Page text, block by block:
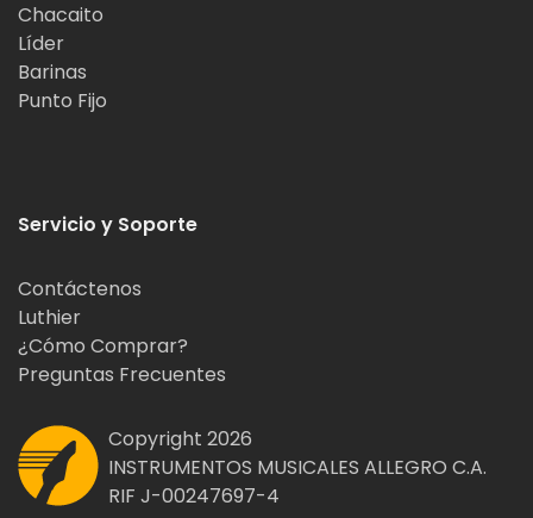
Chacaito
Líder
Barinas
Punto Fijo
Servicio y Soporte
Contáctenos
Luthier
¿Cómo Comprar?
Preguntas Frecuentes
Copyright 2026
INSTRUMENTOS MUSICALES ALLEGRO C.A.
RIF J-00247697-4